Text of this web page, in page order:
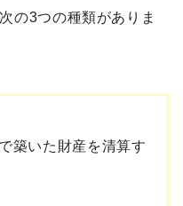
の3つの種類がありま
築いた財産を清算す